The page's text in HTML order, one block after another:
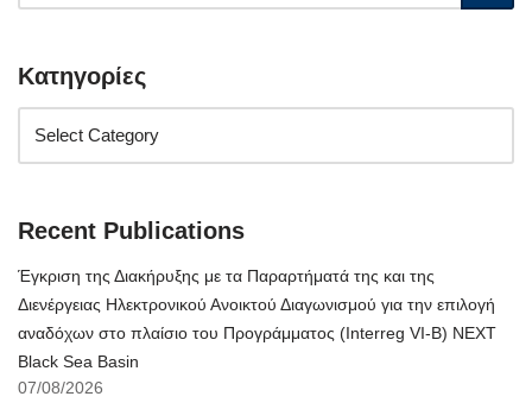
Κατηγορίες
Recent Publications
Έγκριση της Διακήρυξης με τα Παραρτήματά της και της
Διενέργειας Ηλεκτρονικού Ανοικτού Διαγωνισμού για την επιλογή
αναδόχων στο πλαίσιο του Προγράμματος (Interreg VI-B) NEXT
Black Sea Basin
07/08/2026